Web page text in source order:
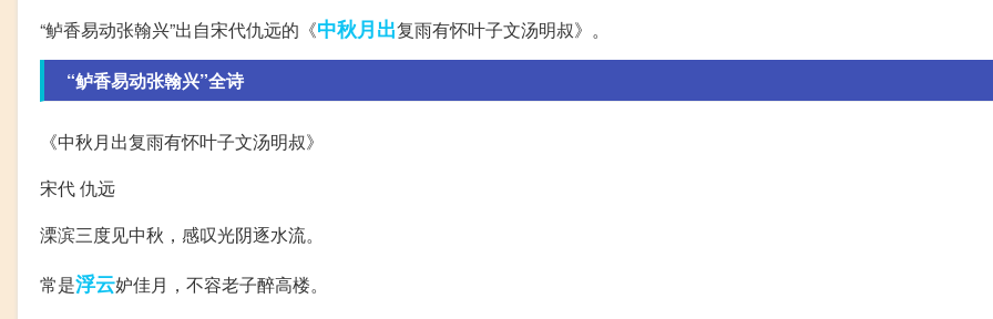
“鲈香易动张翰兴”出自宋代仇远的《中秋月出复雨有怀叶子文汤明叔》。
“鲈香易动张翰兴”全诗
《中秋月出复雨有怀叶子文汤明叔》
宋代 仇远
溧滨三度见中秋，感叹光阴逐水流。
常是浮云妒佳月，不容老子醉高楼。